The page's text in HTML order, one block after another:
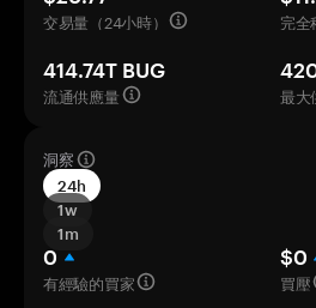
交易量（24小時）
完全
414.74T BUG
流通供應量
最大
洞察
24h
1w
1m
0
有經驗的買家
$0
買壓